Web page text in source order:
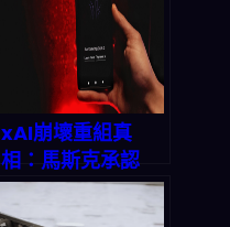
業必備攻略
xAI崩壞重組真
相：馬斯克承認
「從零開始」重
建，AI投資者該緊